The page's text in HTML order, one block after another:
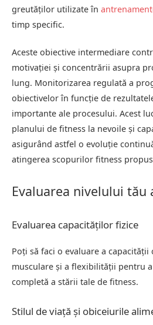
greutăților utilizate în
timp specific.
Aceste obiective intermediare
motivației și concentrării asupra
lung. Monitorizarea regulată a
obiectivelor în funcție de
importante ale procesului. Acest
planului de fitness la nevoile și
asigurând astfel o evoluție
atingerea scopurilor fitness
Evaluarea nivelului tău
Evaluarea capacităților fizice
Poți să faci o evaluare a
musculare și a flexibilității pentru
completă a stării tale de fitness.
Stilul de viață și obiceiurile